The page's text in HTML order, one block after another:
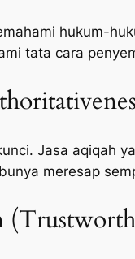
hukum-
tata cara
Jasa aqiqah
meresap